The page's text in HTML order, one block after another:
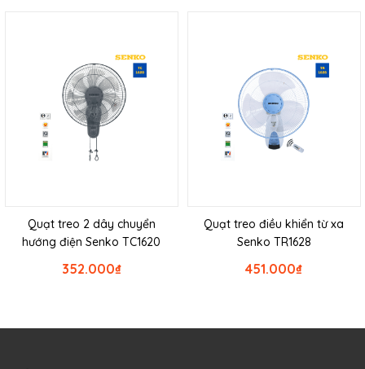
Quạt treo 2 dây chuyển
hướng điện Senko TC1620
₫
352.000
Quạt treo điều khiển từ xa
Senko TR1628
₫
451.000